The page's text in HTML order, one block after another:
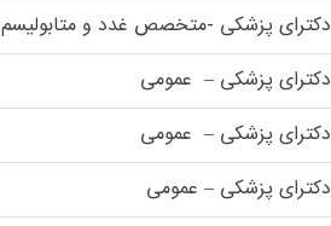
دکترای پزشکی -متخصص غدد و متابولیسم
دکترای پزشکی – عمومی
دکترای پزشکی – عمومی
دکترای پزشکی – عمومی